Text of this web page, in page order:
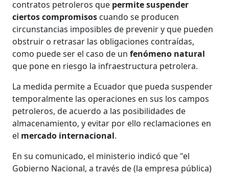
contratos petroleros que permite suspender
ciertos compromisos cuando se producen
circunstancias imposibles de prevenir y que pueden
obstruir o retrasar las obligaciones contraídas,
como puede ser el caso de unfenómeno natural
que pone en riesgo la infraestructura petrolera.
La medida permite a Ecuador que pueda suspender
temporalmente las operaciones en sus los campos
petroleros, de acuerdo a las posibilidades de
almacenamiento, y evitar por ello reclamaciones en
el mercado internacional.
En su comunicado, el ministerio indicó que "el
Gobierno Nacional, a través de (la empresa pública)